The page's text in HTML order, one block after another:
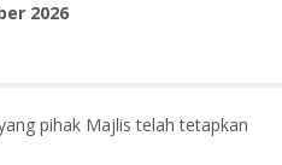
2026
pihak Majlis telah tetapkan